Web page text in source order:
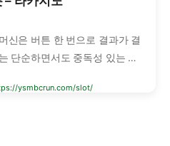
신은 버튼 한 번으로 결과가 결
단순하면서도 중독성 있는 카
계식 슬롯이 주류였지만, 이제
ysmbcrun.com/slot/